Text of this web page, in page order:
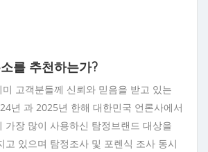
를 추천하는가?
고객분들께 신뢰와 믿음을 받고 있는
년 과 2025년 한해 대한민국 언론사에서
가장 많이 사용하신 탐정브랜드 대상을
고 있으며 탐정조사 및 포렌식 조사 동시